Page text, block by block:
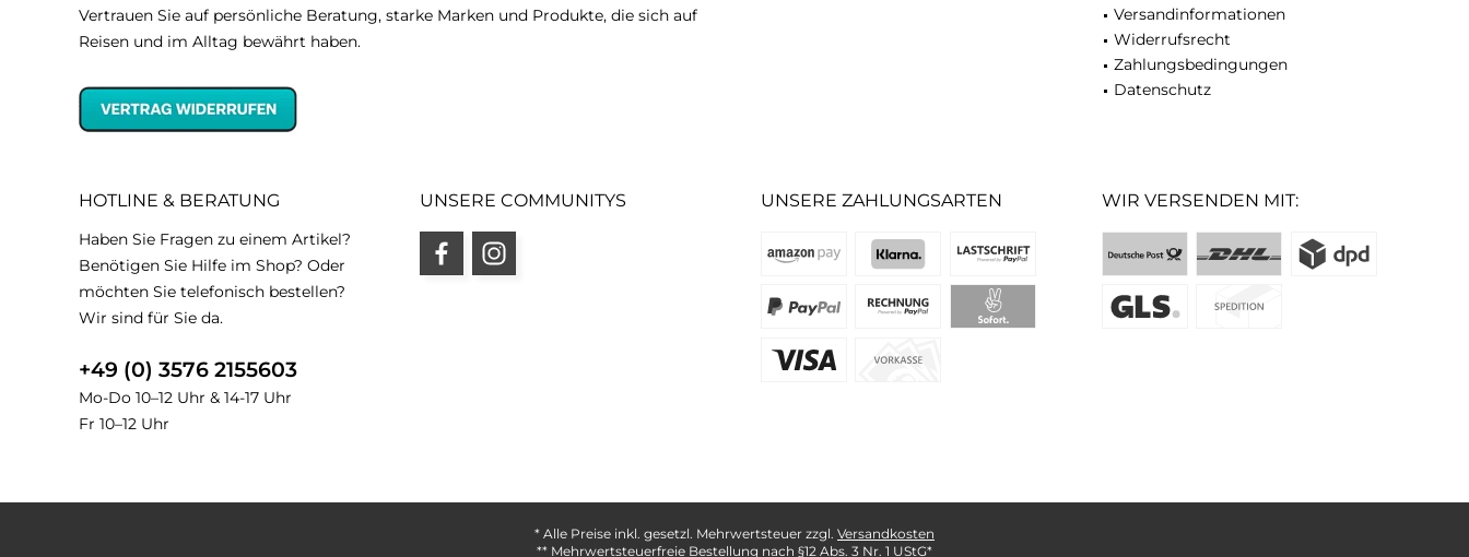
Vertrauen Sie auf persönliche Beratung, starke Marken und Produkte, die sich auf
Reisen und im Alltag bewährt haben.
Versandinformationen
Widerrufsrecht
Zahlungsbedingungen
Datenschutz
HOTLINE & BERATUNG
Haben Sie Fragen zu einem Artikel?
Benötigen Sie Hilfe im Shop? Oder
möchten Sie telefonisch bestellen?
Wir sind für Sie da.
+49 (0) 3576 2155603
Mo-Do 10–12 Uhr & 14-17 Uhr
Fr 10–12 Uhr
UNSERE COMMUNITYS UNSERE ZAHLUNGSARTEN WIR VERSENDEN MIT:
* Alle Preise inkl. gesetzl. Mehrwertsteuer zzgl. Versandkosten
** Mehrwertsteuerfreie Bestellung nach §12 Abs. 3 Nr. 1 UStG*